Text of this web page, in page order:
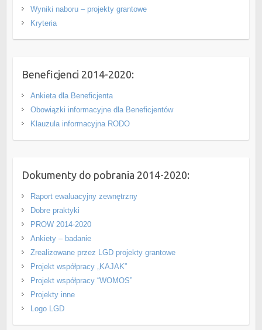
Wyniki naboru – projekty grantowe
Kryteria
Beneficjenci 2014-2020:
Ankieta dla Beneficjenta
Obowiązki informacyjne dla Beneficjentów
Klauzula informacyjna RODO
Dokumenty do pobrania 2014-2020:
Raport ewaluacyjny zewnętrzny
Dobre praktyki
PROW 2014-2020
Ankiety – badanie
Zrealizowane przez LGD projekty grantowe
Projekt współpracy „KAJAK”
Projekt współpracy “WOMOS”
Projekty inne
Logo LGD